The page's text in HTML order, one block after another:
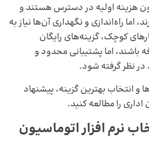
هزینه اولیه در دسترس هستند و
اما راه‌اندازی و نگهداری آن‌ها نیاز به
کوچک، گزینه‌های رایگان
باشند، اما پشتیبانی محدود و
در نظر گرفته شود.
و انتخاب بهترین گزینه، پیشنهاد
اداری را مطالعه کنید.
نرم‌ افزار اتوماسیون